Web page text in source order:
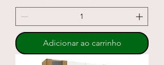
Adicionar ao carrinho